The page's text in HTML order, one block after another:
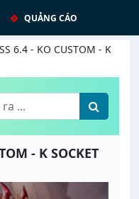
QUẢNG CÁO
6.4 - KO CUSTOM - K
- K SOCKET